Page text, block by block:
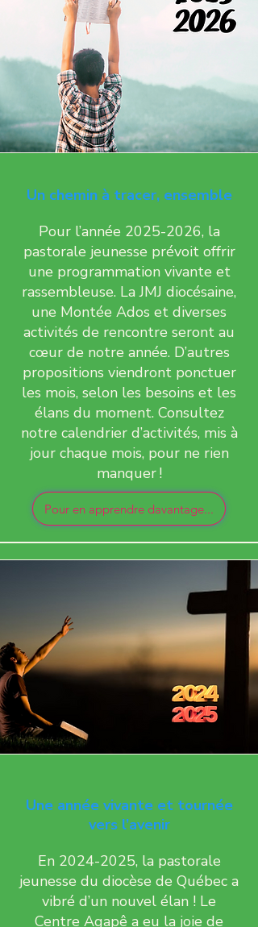
Un chemin à tracer, ensemble
Pour l’année 2025-2026, la
pastorale jeunesse prévoit offrir
une programmation vivante et
rassembleuse. La JMJ diocésaine,
une Montée Ados et diverses
activités de rencontre seront au
cœur de notre année. D’autres
propositions viendront ponctuer
les mois, selon les besoins et les
élans du moment. Consultez
notre calendrier d’activités, mis à
jour chaque mois, pour ne rien
manquer !
Pour en apprendre davantage...
Une année vivante et tournée
vers l’avenir
En 2024-2025, la pastorale
jeunesse du diocèse de Québec a
vibré d’un nouvel élan ! Le
Centre Agapê a eu la joie de